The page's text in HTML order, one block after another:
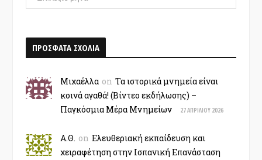
–
ΠΡΟΣΦΑΤΑ ΣΧΟΛΙΑ
Μιχαέλλα on Τα ιστορικά μνημεία είναι
κοινά αγαθά! (Βίντεο εκδήλωσης) –
Παγκόσμια Μέρα Μνημείων
27 ΑΠΡΙΛΊΟΥ 2026
Α.Θ. on Ελευθεριακή εκπαίδευση και
χειραφέτηση στην Ισπανική Επανάσταση